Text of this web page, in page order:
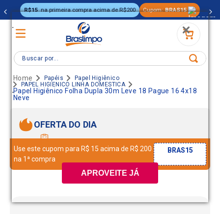
.
.
APROVEITE JÁ
R$15 na primeira compra acima de R$200 Cupom: BRAS15
Buscar por...
Papéis
Papel Higiênico
PAPEL HIGIENICO LINHA DOMESTICA
Papel Higiênico Folha Dupla 30m Leve 18 Pague 16 4x18
Neve
OFERTA DO DIA
Use este cupom para R$ 15 acima de R$ 200
na 1ª compra
BRAS15